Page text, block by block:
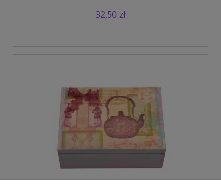
32,50 zł